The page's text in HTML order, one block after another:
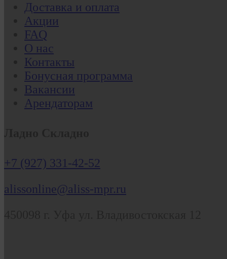
Доставка и оплата
Акции
FAQ
О нас
Контакты
Бонусная программа
Вакансии
Арендаторам
+7 (927) 331-42-52
alissonline@aliss-mpr.ru